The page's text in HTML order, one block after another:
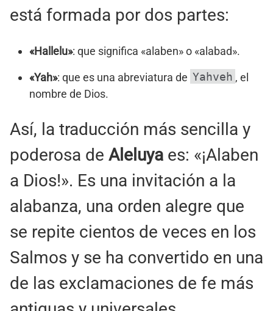
está formada por dos partes:
«Hallelu»: que significa «alaben» o «alabad».
«Yah»: que es una abreviatura de Yahveh , el
nombre de Dios.
Así, la traducción más sencilla y
poderosa de Aleluya es: «¡Alaben
a Dios!». Es una invitación a la
alabanza, una orden alegre que
se repite cientos de veces en los
Salmos y se ha convertido en una
de las exclamaciones de fe más